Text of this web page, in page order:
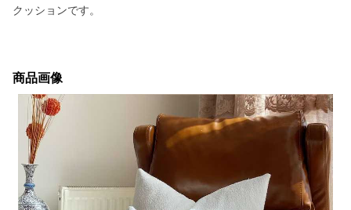
クッションです。
商品画像